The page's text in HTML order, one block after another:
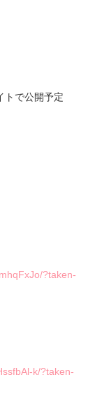
トで公開予定
?taken-
k/?taken-